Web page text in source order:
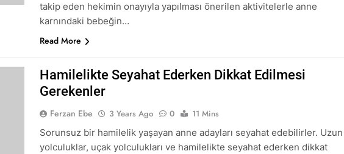
takip eden hekimin onayıyla yapılması önerilen aktivitelerle anne
karnındaki bebeğin…
Read More
Hamilelikte Seyahat Ederken Dikkat Edilmesi
Gerekenler
Ferzan Ebe 3 Years Ago 0
11 Mins
Sorunsuz bir hamilelik yaşayan anne adayları seyahat edebilirler. Uzun
yolculuklar, uçak yolculukları ve hamilelikte seyahat ederken dikkat